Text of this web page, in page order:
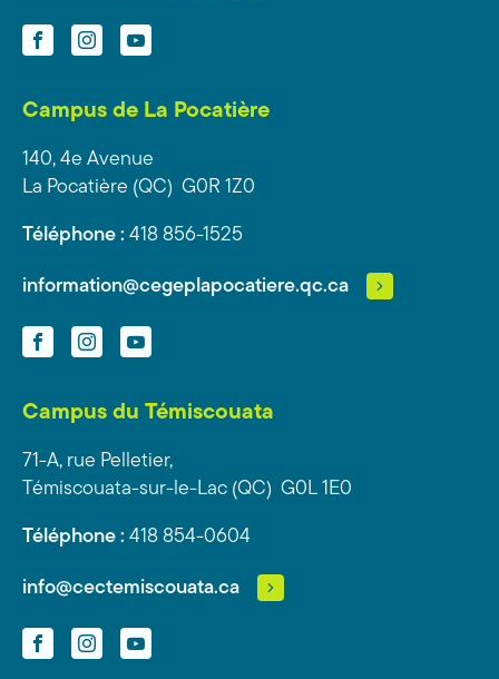
FacebookInstagramYouTube
Campus de La Pocatière
140, 4e Avenue
La Pocatière (QC) G0R 1Z0
Téléphone : 418 856-1525
information@cegeplapocatiere.qc.ca
FacebookInstagramYouTube
Campus du Témiscouata
71-A, rue Pelletier,
Témiscouata-sur-le-Lac (QC) G0L 1E0
Téléphone : 418 854-0604
info@cectemiscouata.ca
FacebookInstagramYouTube